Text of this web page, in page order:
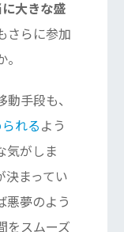
大きな盛
さらに参加
手段も、
れる よう
気がしま
決まってい
悪夢のよう
をスムーズ